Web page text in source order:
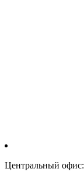
Центральный офис: